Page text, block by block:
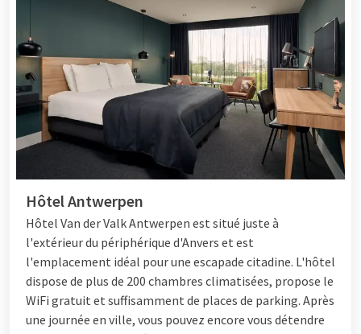
Hôtel Antwerpen
Hôtel Van der Valk Antwerpen est situé juste à
l'extérieur du périphérique d'Anvers et est
l'emplacement idéal pour une escapade citadine. L'hôtel
dispose de plus de 200 chambres climatisées, propose le
WiFi gratuit et suffisamment de places de parking. Après
une journée en ville, vous pouvez encore vous détendre